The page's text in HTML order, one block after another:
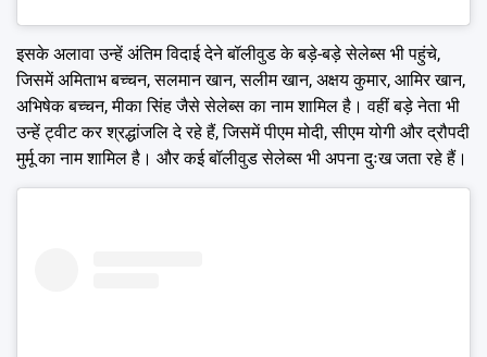
इसके अलावा उन्हें अंतिम विदाई देने बॉलीवुड के बड़े-बड़े सेलेब्स भी पहुंचे,
जिसमें अमिताभ बच्चन, सलमान खान, सलीम खान, अक्षय कुमार, आमिर खान,
अभिषेक बच्चन, मीका सिंह जैसे सेलेब्स का नाम शामिल है। वहीं बड़े नेता भी
उन्हें ट्वीट कर श्रद्धांजलि दे रहे हैं, जिसमें पीएम मोदी, सीएम योगी और द्रौपदी
मुर्मू का नाम शामिल है। और कई बॉलीवुड सेलेब्स भी अपना दुःख जता रहे हैं।